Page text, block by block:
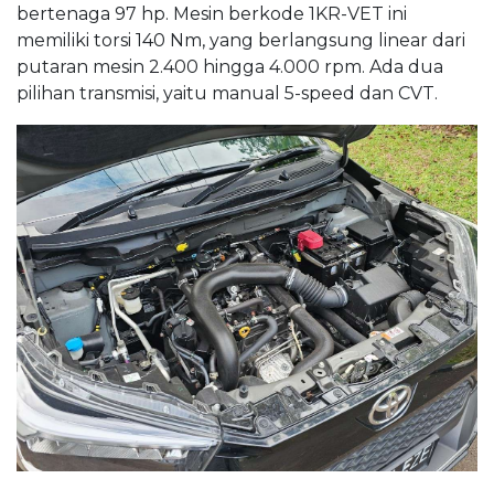
bertenaga 97 hp. Mesin berkode 1KR-VET ini
memiliki torsi 140 Nm, yang berlangsung linear dari
putaran mesin 2.400 hingga 4.000 rpm. Ada dua
pilihan transmisi, yaitu manual 5-speed dan CVT.